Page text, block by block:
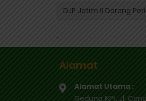
DJP Jatim II Dorong
.
Alamat
Alamat Utama :
Gedung IKPI, Jl.